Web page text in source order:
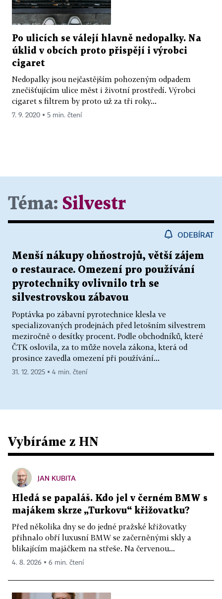
Po ulicích se válejí hlavně nedopalky. Na
úklid v obcích proto přispějí i výrobci
cigaret
Nedopalky jsou nejčastějším pohozeným odpadem
znečišťujícím ulice měst i životní prostředí. Výrobci
cigaret s filtrem by proto už za tři roky...
7. 9. 2020 ▪ 5 min. čtení
Téma: Silvestr
ODEBÍRAT
Menší nákupy ohňostrojů, větší zájem
o restaurace. Omezení pro používání
pyrotechniky ovlivnilo trh se
silvestrovskou zábavou
Poptávka po zábavní pyrotechnice klesla ve
specializovaných prodejnách před letošním silvestrem
meziročně o desítky procent. Podle obchodníků, které
ČTK oslovila, za to může novela zákona, která od
prosince zavedla omezení při používání...
31. 12. 2025 ▪ 4 min. čtení
Vybíráme z HN
JAN KUBITA
Hledá se papaláš. Kdo jel v černém BMW s
majákem skrze „Turkovu“ křižovatku?
Před několika dny se do jedné pražské křižovatky
přihnalo obří luxusní BMW se začerněnými skly a
blikajícím majáčkem na střeše. Na červenou...
4. 8. 2026 ▪ 6 min. čtení